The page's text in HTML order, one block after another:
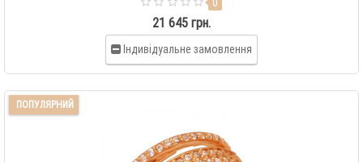
21 645 грн.
Індивідуальне замовлення
ПОПУЛЯРНИЙ